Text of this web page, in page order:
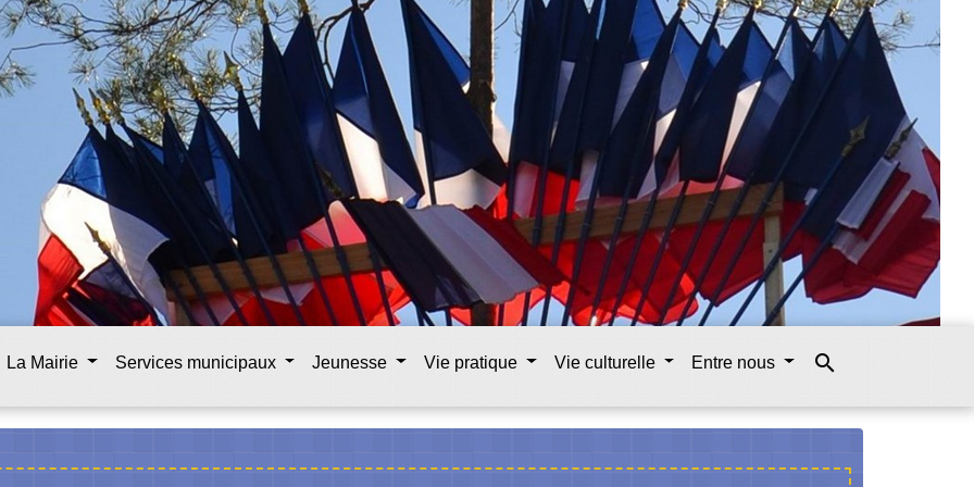
La Mairie Services municipaux Jeunesse Vie pratique Vie culturelle Entre nous search